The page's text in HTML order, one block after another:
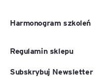
Harmonogram szkoleń
Regulamin sklepu
Subskrybuj Newsletter